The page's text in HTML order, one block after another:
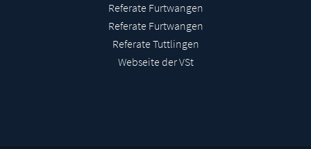
Referate Furtwangen
Referate Furtwangen
Referate Tuttlingen
Webseite der VSt